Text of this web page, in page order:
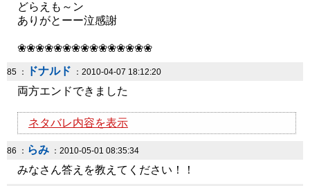
どらえも～ン
ありがとーー泣感謝
❀❀❀❀❀❀❀❀❀❀❀❀❀❀❀
85 ： ドナルド ：2010-04-07 18:12:20
両方エンドできました
ネタバレ内容を表示
86 ： らみ ：2010-05-01 08:35:34
みなさん答えを教えてください！！